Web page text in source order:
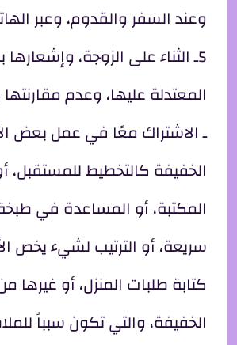
وعند السفر والقدوم، وعبر
5ـ الثناء على الزوجة، وإشعارها
المعتدلة عليها، وعدم مقارنتها
ـ الاشتراك معًا في عمل بعض
الخفيفة كالتخطيط للمستقبل،
المكتبة، أو المساعدة في
سريعة، أو الترتيب لشيء يخص
كتابة طلبات المنزل، أو غيرها
الخفيفة، والتي تكون سبباً